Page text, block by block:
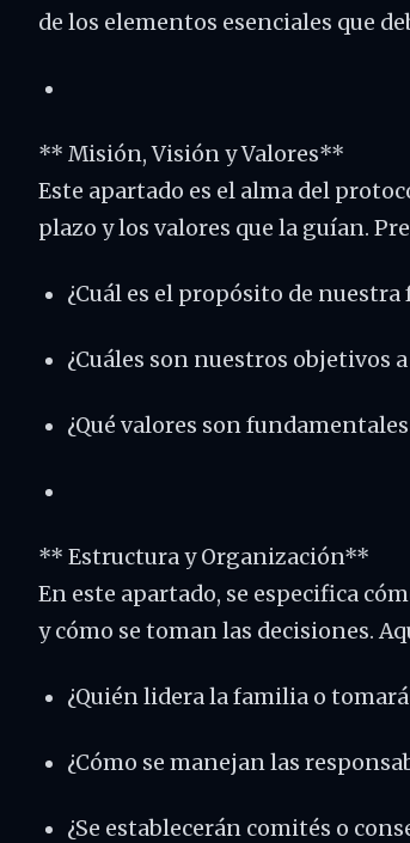
de los elementos esenciales que
** Misión, Visión y Valores**
Este apartado es el alma del
plazo y los valores que la guían.
¿Cuál es el propósito de nuestra
¿Cuáles son nuestros objetivos
¿Qué valores son
** Estructura y Organización**
En este apartado, se especifica
y cómo se toman las decisiones.
¿Quién lidera la familia o
¿Cómo se manejan las
¿Se establecerán comités o